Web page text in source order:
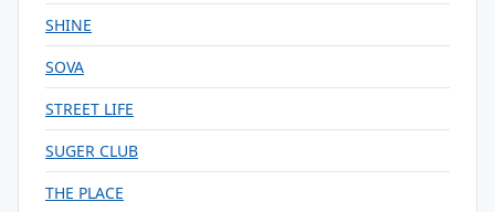
SHINE
SOVA
STREET LIFE
SUGER CLUB
THE PLACE